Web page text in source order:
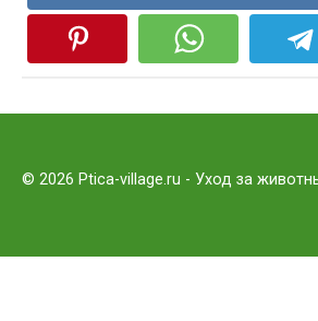
© 2026 Ptica-village.ru - Уход за